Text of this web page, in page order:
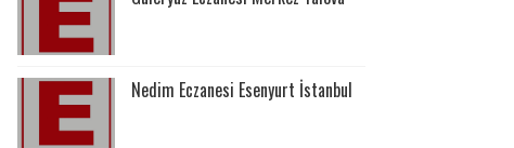
Nedim Eczanesi Esenyurt İstanbul